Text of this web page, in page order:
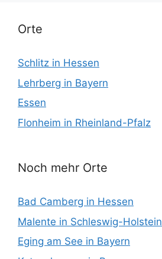
Orte
Schlitz in Hessen
Lehrberg in Bayern
Essen
Flonheim in Rheinland-Pfalz
Noch mehr Orte
Bad Camberg in Hessen
Malente in Schleswig-Holstein
Eging am See in Bayern